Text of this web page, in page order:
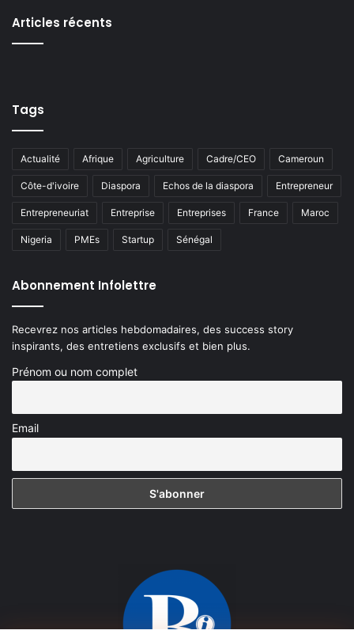
Articles récents
Tags
Actualité Afrique Agriculture Cadre/CEO Cameroun
Côte-d'ivoire Diaspora Echos de la diaspora Entrepreneur
Entrepreneuriat Entreprise Entreprises France Maroc
Nigeria PMEs Startup Sénégal
Abonnement Infolettre
Recevrez nos articles hebdomadaires, des success story
inspirants, des entretiens exclusifs et bien plus.
Prénom ou nom complet
Email